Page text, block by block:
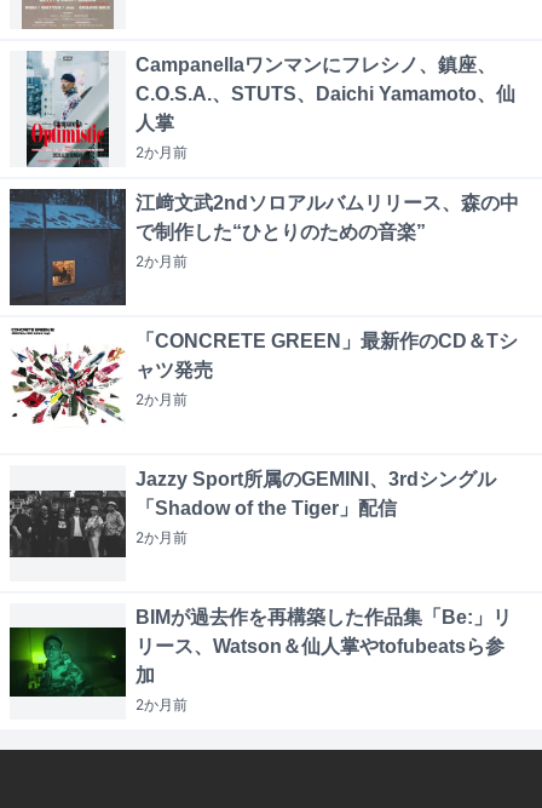
Campanellaワンマンにフレシノ、鎮座、
C.O.S.A.、STUTS、Daichi Yamamoto、仙
人掌
2か月前
江﨑文武2ndソロアルバムリリース、森の中
で制作した“ひとりのための音楽”
2か月前
「CONCRETE GREEN」最新作のCD＆Tシ
ャツ発売
2か月前
Jazzy Sport所属のGEMINI、3rdシングル
「Shadow of the Tiger」配信
2か月前
BIMが過去作を再構築した作品集「Be:」リ
リース、Watson＆仙人掌やtofubeatsら参
加
2か月前